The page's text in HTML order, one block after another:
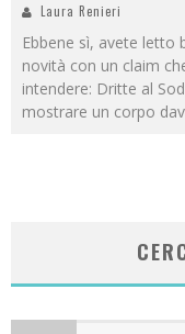
Laura Renieri
Ebbene sì, avete letto
novità con un claim
intendere: Dritte al
mostrare un corpo